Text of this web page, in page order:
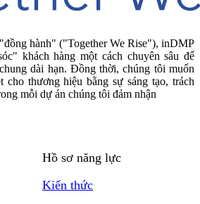
hành" ("Together We Rise"), inDMP
khách hàng một cách chuyên sâu để
dài hạn. Đồng thời, chúng tôi muốn
cho thương hiệu bằng sự sáng tạo, trách
mỗi dự án chúng tôi đảm nhận
Hồ sơ năng lực
Kiến thức